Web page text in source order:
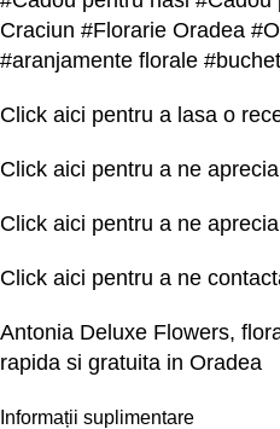
Craciun #Florarie Oradea
#aranjamente florale
Click aici pentru a lasa o
Click aici pentru a ne
Click aici pentru a ne
Click aici pentru a ne
Antonia Deluxe Flowers,
rapida si gratuita in Oradea
Informații suplimentare